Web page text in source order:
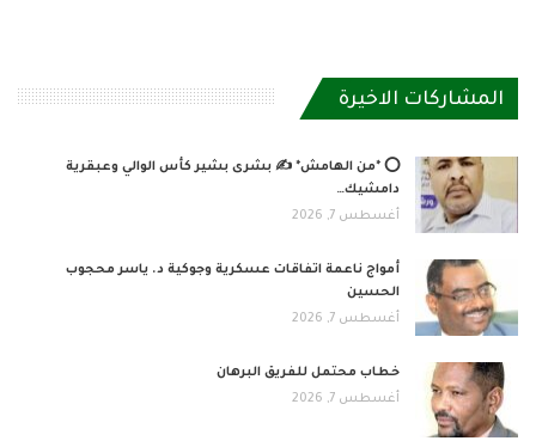
المشاركات الاخيرة
⭕ *من الهامش* ✍️ بشرى بشير كأس الوالي وعبقرية
دامشيك…
أغسطس 7, 2026
أمواج ناعمة اتفاقات عسكرية وجوكية د. ياسر محجوب
الحسين
أغسطس 7, 2026
خطاب محتمل للفريق البرهان
أغسطس 7, 2026